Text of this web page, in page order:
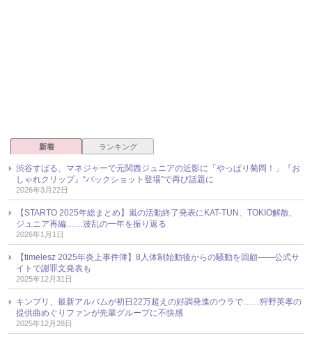
新着 ランキング
渋谷すばる、マネジャーで元関西ジュニアの近影に「やっぱり菊岡！」『お
しゃれクリップ』“バックショット登場”で再び話題に
2026年3月22日
【STARTO 2025年総まとめ】嵐の活動終了発表にKAT-TUN、TOKIO解散、
ジュニア再編……波乱の一年を振り返る
2026年1月1日
【timelesz 2025年炎上事件簿】8人体制始動後からの騒動を回顧――公式サ
イトで謝罪文発表も
2025年12月31日
キンプリ、最新アルバムが初日22万超えの好調発進のウラで……狩野英孝の
提供曲めぐりファンが先輩グループに不快感
2025年12月28日